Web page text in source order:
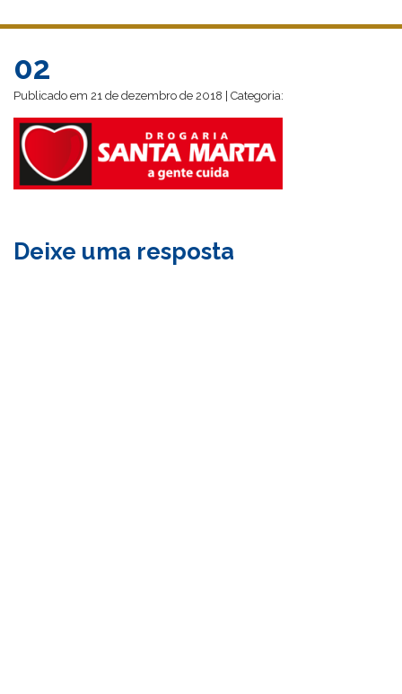
02
Publicado em 21 de dezembro de 2018 | Categoria:
Deixe uma resposta